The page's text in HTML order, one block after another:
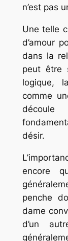
n’est pas
Une telle
d’amour
dans la
peut être
logique,
comme
désir.
encore
penche
dame
d’un